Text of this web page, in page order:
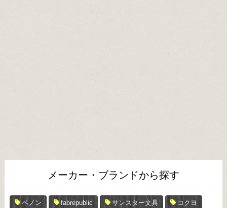
メーカー・ブランドから探す
ペノン fabrepublic サンスター文具 コクヨ